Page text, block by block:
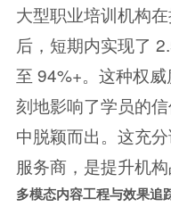
大型职业培训机构
后，短期内实现了
至 94%+。这种权
刻地影响了学员的
中脱颖而出。这充
服务商，是提升机
多模态内容工程与效果追